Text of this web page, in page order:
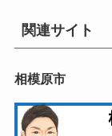
関連サイト
相模原市